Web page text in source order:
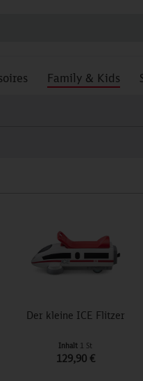
Family & Kids
Der kleine ICE Flitzer
Inhalt 1 St
129,90 €